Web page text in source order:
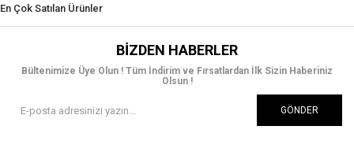
En Çok Satılan Ürünler
BIZDEN HABERLER
Bültenimize Üye Olun ! Tüm İndirim ve Fırsatlardan İlk Sizin Haberiniz
Olsun !
GÖNDER